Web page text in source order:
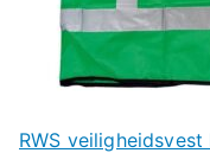
RWS